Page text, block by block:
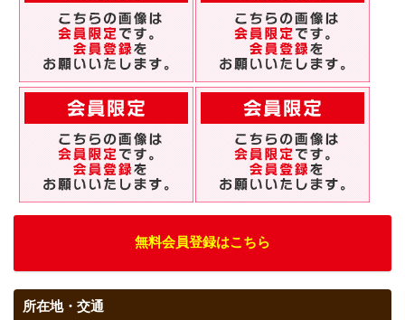
無料会員登録はこちら
所在地・交通